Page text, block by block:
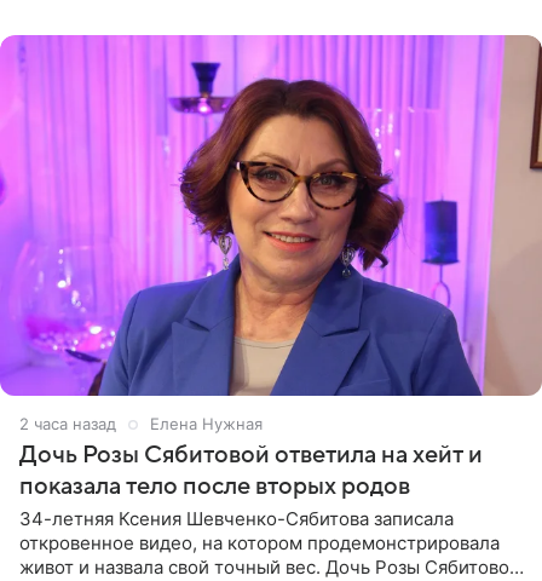
2 часа назад Елена Нужная
Дочь Розы Сябитовой ответила на хейт и
показала тело после вторых родов
34-летняя Ксения Шевченко-Сябитова записала
откровенное видео, на котором продемонстрировала
живот и назвала свой точный вес. Дочь Розы Сябитовой